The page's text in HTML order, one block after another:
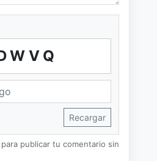
Recargar
publicar tu comentario sin